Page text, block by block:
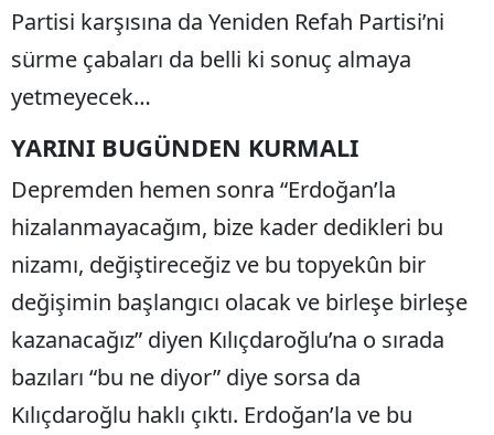
Partisi karşısına da Yeniden Refah Partisi’ni
sürme çabaları da belli ki sonuç almaya
yetmeyecek…
YARINI BUGÜNDEN KURMALI
Depremden hemen sonra “Erdoğan’la
hizalanmayacağım, bize kader dedikleri bu
nizamı, değiştireceğiz ve bu topyekûn bir
değişimin başlangıcı olacak ve birleşe birleşe
kazanacağız” diyen Kılıçdaroğlu’na o sırada
bazıları “bu ne diyor” diye sorsa da
Kılıçdaroğlu haklı çıktı. Erdoğan’la ve bu